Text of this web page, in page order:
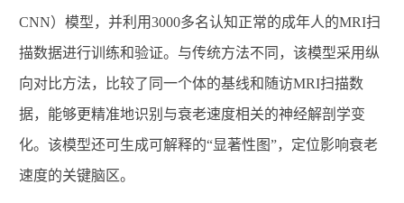
CNN）模型，并利用3000多名认知正常的成年人的MRI扫
描数据进行训练和验证。与传统方法不同，该模型采用纵
向对比方法，比较了同一个体的基线和随访MRI扫描数
据，能够更精准地识别与衰老速度相关的神经解剖学变
化。该模型还可生成可解释的“显著性图”，定位影响衰老
速度的关键脑区。